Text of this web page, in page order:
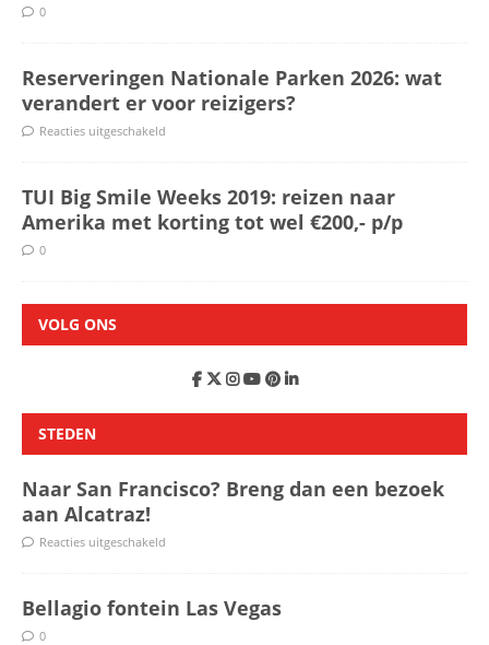
0
Reserveringen Nationale Parken 2026: wat
verandert er voor reizigers?
Reacties uitgeschakeld
TUI Big Smile Weeks 2019: reizen naar
Amerika met korting tot wel €200,- p/p
0
VOLG ONS
STEDEN
Naar San Francisco? Breng dan een bezoek
aan Alcatraz!
Reacties uitgeschakeld
Bellagio fontein Las Vegas
0